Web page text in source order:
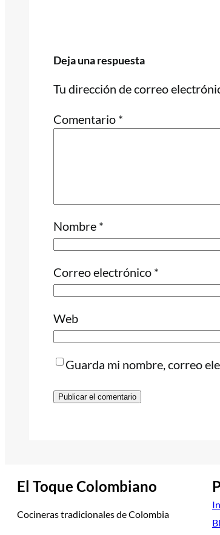
Deja una respuesta
Tu dirección de correo
Comentario *
Nombre *
Correo electrónico *
Web
Guarda mi nombre, correo
El Toque Colombiano
Cocineras tradicionales de Colombia